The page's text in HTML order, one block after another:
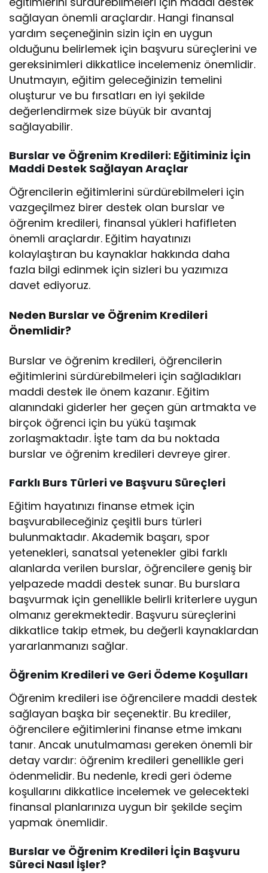
sağlayan önemli araçlardır. Hangi finansal
yardım seçeneğinin sizin için en uygun
olduğunu belirlemek için başvuru süreçlerini ve
gereksinimleri dikkatlice incelemeniz önemlidir.
Unutmayın, eğitim geleceğinizin temelini
oluşturur ve bu fırsatları en iyi şekilde
değerlendirmek size büyük bir avantaj
sağlayabilir.
Burslar ve Öğrenim Kredileri: Eğitiminiz İçin
Maddi Destek Sağlayan Araçlar
Öğrencilerin eğitimlerini sürdürebilmeleri için
vazgeçilmez birer destek olan burslar ve
öğrenim kredileri, finansal yükleri hafifleten
önemli araçlardır. Eğitim hayatınızı
kolaylaştıran bu kaynaklar hakkında daha
fazla bilgi edinmek için sizleri bu yazımıza
davet ediyoruz.
Neden Burslar ve Öğrenim Kredileri
Önemlidir?
Burslar ve öğrenim kredileri, öğrencilerin
eğitimlerini sürdürebilmeleri için sağladıkları
maddi destek ile önem kazanır. Eğitim
alanındaki giderler her geçen gün artmakta ve
birçok öğrenci için bu yükü taşımak
zorlaşmaktadır. İşte tam da bu noktada
burslar ve öğrenim kredileri devreye girer.
Farklı Burs Türleri ve Başvuru Süreçleri
Eğitim hayatınızı finanse etmek için
başvurabileceğiniz çeşitli burs türleri
bulunmaktadır. Akademik başarı, spor
yetenekleri, sanatsal yetenekler gibi farklı
alanlarda verilen burslar, öğrencilere geniş bir
yelpazede maddi destek sunar. Bu burslara
başvurmak için genellikle belirli kriterlere uygun
olmanız gerekmektedir. Başvuru süreçlerini
dikkatlice takip etmek, bu değerli kaynaklardan
yararlanmanızı sağlar.
Öğrenim Kredileri ve Geri Ödeme Koşulları
Öğrenim kredileri ise öğrencilere maddi destek
sağlayan başka bir seçenektir. Bu krediler,
öğrencilere eğitimlerini finanse etme imkanı
tanır. Ancak unutulmaması gereken önemli bir
detay vardır: öğrenim kredileri genellikle geri
ödenmelidir. Bu nedenle, kredi geri ödeme
koşullarını dikkatlice incelemek ve gelecekteki
finansal planlarınıza uygun bir şekilde seçim
yapmak önemlidir.
Burslar ve Öğrenim Kredileri İçin Başvuru
Süreci Nasıl İşler?